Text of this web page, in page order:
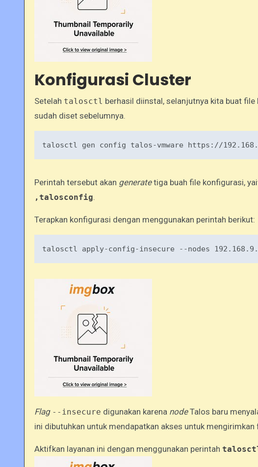
Konfigurasi Cluster
Setelah talosctl berhasil diinstal, selanjutnya kita buat file
sudah diset sebelumnya.
talosctl gen config talos-vmware https: //
Perintah tersebut akan generatetiga buah file konfigurasi,
,talosconfig.
Terapkan konfigurasi dengan menggunakan perintah berikut:
talosctl apply-config-insecure --nodes 192 .168 .9
Flag --insecure digunakan karena nodeTalos baru
ini dibutuhkan untuk mendapatkan akses untuk
Aktifkan layanan ini dengan menggunakan perintah